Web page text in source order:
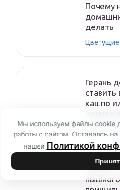
Почему
делать
Цветущие
Герань
ставить
кашпо
Цветущие
Герань
Мы используем файлы cookie
работы с сайтом. Оставаясь
нашей Политикой